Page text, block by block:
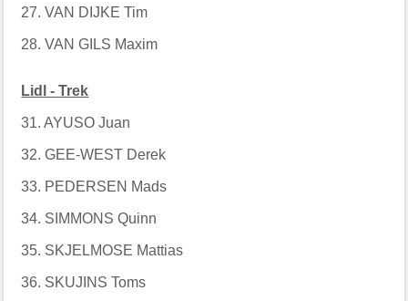
27. VAN DIJKE Tim
28. VAN GILS Maxim
Lidl - Trek
31. AYUSO Juan
32. GEE-WEST Derek
33. PEDERSEN Mads
34. SIMMONS Quinn
35. SKJELMOSE Mattias
36. SKUJINS Toms